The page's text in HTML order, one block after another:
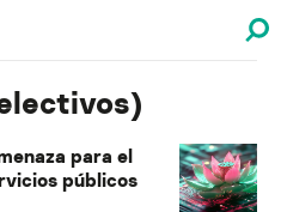
para el
públicos